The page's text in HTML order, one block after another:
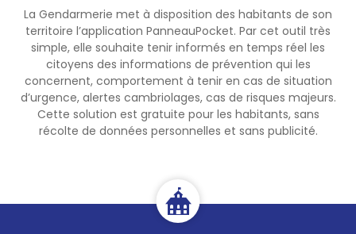
La Gendarmerie met à disposition des habitants de son
territoire l’application PanneauPocket. Par cet outil très
simple, elle souhaite tenir informés en temps réel les
citoyens des informations de prévention qui les
concernent, comportement à tenir en cas de situation
d’urgence, alertes cambriolages, cas de risques majeurs.
Cette solution est gratuite pour les habitants, sans
récolte de données personnelles et sans publicité.